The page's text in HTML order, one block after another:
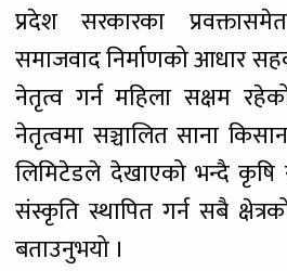
प्रदेश सरकारका
समाजवाद निर्माणको आधार
नेतृत्व गर्न महिला सक्षम
नेतृत्वमा सञ्चालित साना
लिमिटेडले देखाएको भन्दै कृषि
संस्कृति स्थापित गर्न सबै
बताउनुभयो ।